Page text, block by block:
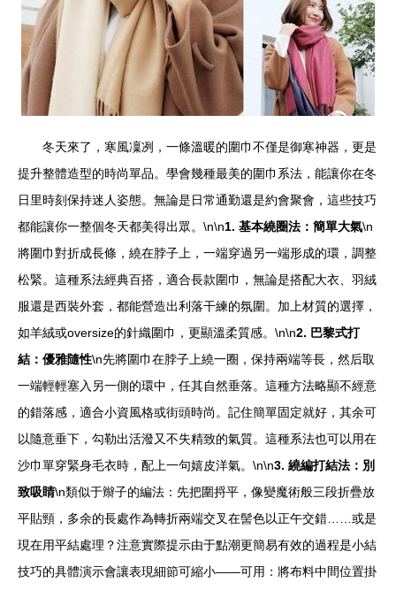
冬天來了，寒風凜冽，一條溫暖的圍巾不僅是御寒神器，更是
提升整體造型的時尚單品。學會幾種最美的圍巾系法，能讓你在冬
日里時刻保持迷人姿態。無論是日常通勤還是約會聚會，這些技巧
都能讓你一整個冬天都美得出眾。\n\n1. 基本繞圈法：簡單大氣\n
將圍巾對折成長條，繞在脖子上，一端穿過另一端形成的環，調整
松緊。這種系法經典百搭，適合長款圍巾，無論是搭配大衣、羽絨
服還是西裝外套，都能營造出利落干練的氛圍。加上材質的選擇，
如羊絨或oversize的針織圍巾，更顯溫柔質感。\n\n2. 巴黎式打
結：優雅隨性\n先將圍巾在脖子上繞一圈，保持兩端等長，然后取
一端輕輕塞入另一側的環中，任其自然垂落。這種方法略顯不經意
的錯落感，適合小資風格或街頭時尚。記住簡單固定就好，其余可
以隨意垂下，勾勒出活潑又不失精致的氣質。這種系法也可以用在
沙巾單穿緊身毛衣時，配上一句嬉皮洋氣。\n\n3. 繞編打結法：別
致吸睛\n類似于辮子的編法：先把圍捋平，像變魔術般三段折疊放
平貼頸，多余的長處作為轉折兩端交叉在髻色以正午交錯……或是
現在用平結處理？注意實際提示由于點潮更簡易有效的過程是小結
技巧的具體演示會讓表現細節可縮小——可用：將布料中間位置掛